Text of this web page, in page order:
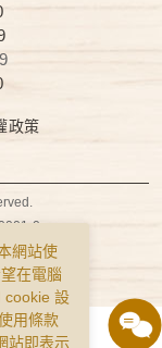
政策
0
網站使
在電腦
cookie 設
用條款
站即表示